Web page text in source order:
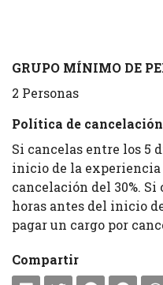
GRUPO MÍNIMO DE
2 Personas
Política de
Si cancelas entre los 5
inicio de la experiencia
cancelación del 30%. Si
horas antes del inicio
pagar un cargo por
Compartir